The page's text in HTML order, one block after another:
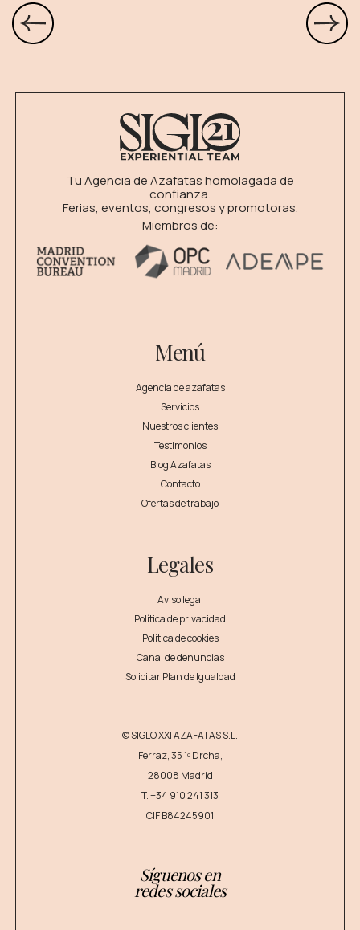
Tu Agencia de Azafatas homolagada de
confianza.
Ferias, eventos, congresos y promotoras.
Miembros de:
Menú
Agencia de azafatas
Servicios
Nuestros clientes
Testimonios
Blog Azafatas
Contacto
Ofertas de trabajo
Legales
Aviso legal
Política de privacidad
Política de cookies
Canal de denuncias
Solicitar Plan de Igualdad
© SIGLO XXI AZAFATAS S.L.
Ferraz, 35 1º Drcha,
28008 Madrid
T.+34 910 241 313
CIF B84245901
Síguenos en
redes sociales